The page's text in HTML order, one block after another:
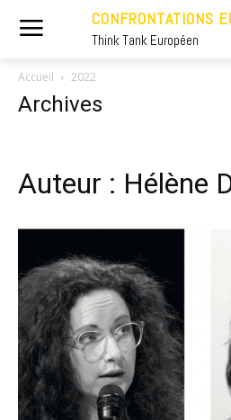
CONFRONTATIONS
Think Tank Européen
Accueil 2022
Archives
Auteur : Hélène